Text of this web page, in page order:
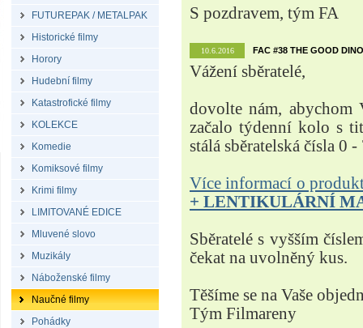
FUTUREPAK / METALPAK
Historické filmy
Horory
Hudební filmy
Katastrofické filmy
KOLEKCE
Komedie
Komiksové filmy
Krimi filmy
LIMITOVANÉ EDICE
Mluvené slovo
Muzikály
Náboženské filmy
Naučné filmy
Pohádky
S pozdravem, tým FA
10.6.2016 FAC #38 THE GOOD
Vážení sběratelé,
dovolte nám,
začalo týdenní kolo s
stálá sběratelská čísla 0 -
Více informací o
+ LENTIKULÁRNÍ
Sběratelé s vyšším
čekat na uvolněný kus.
Těšíme se na Vaše
Tým Filmareny